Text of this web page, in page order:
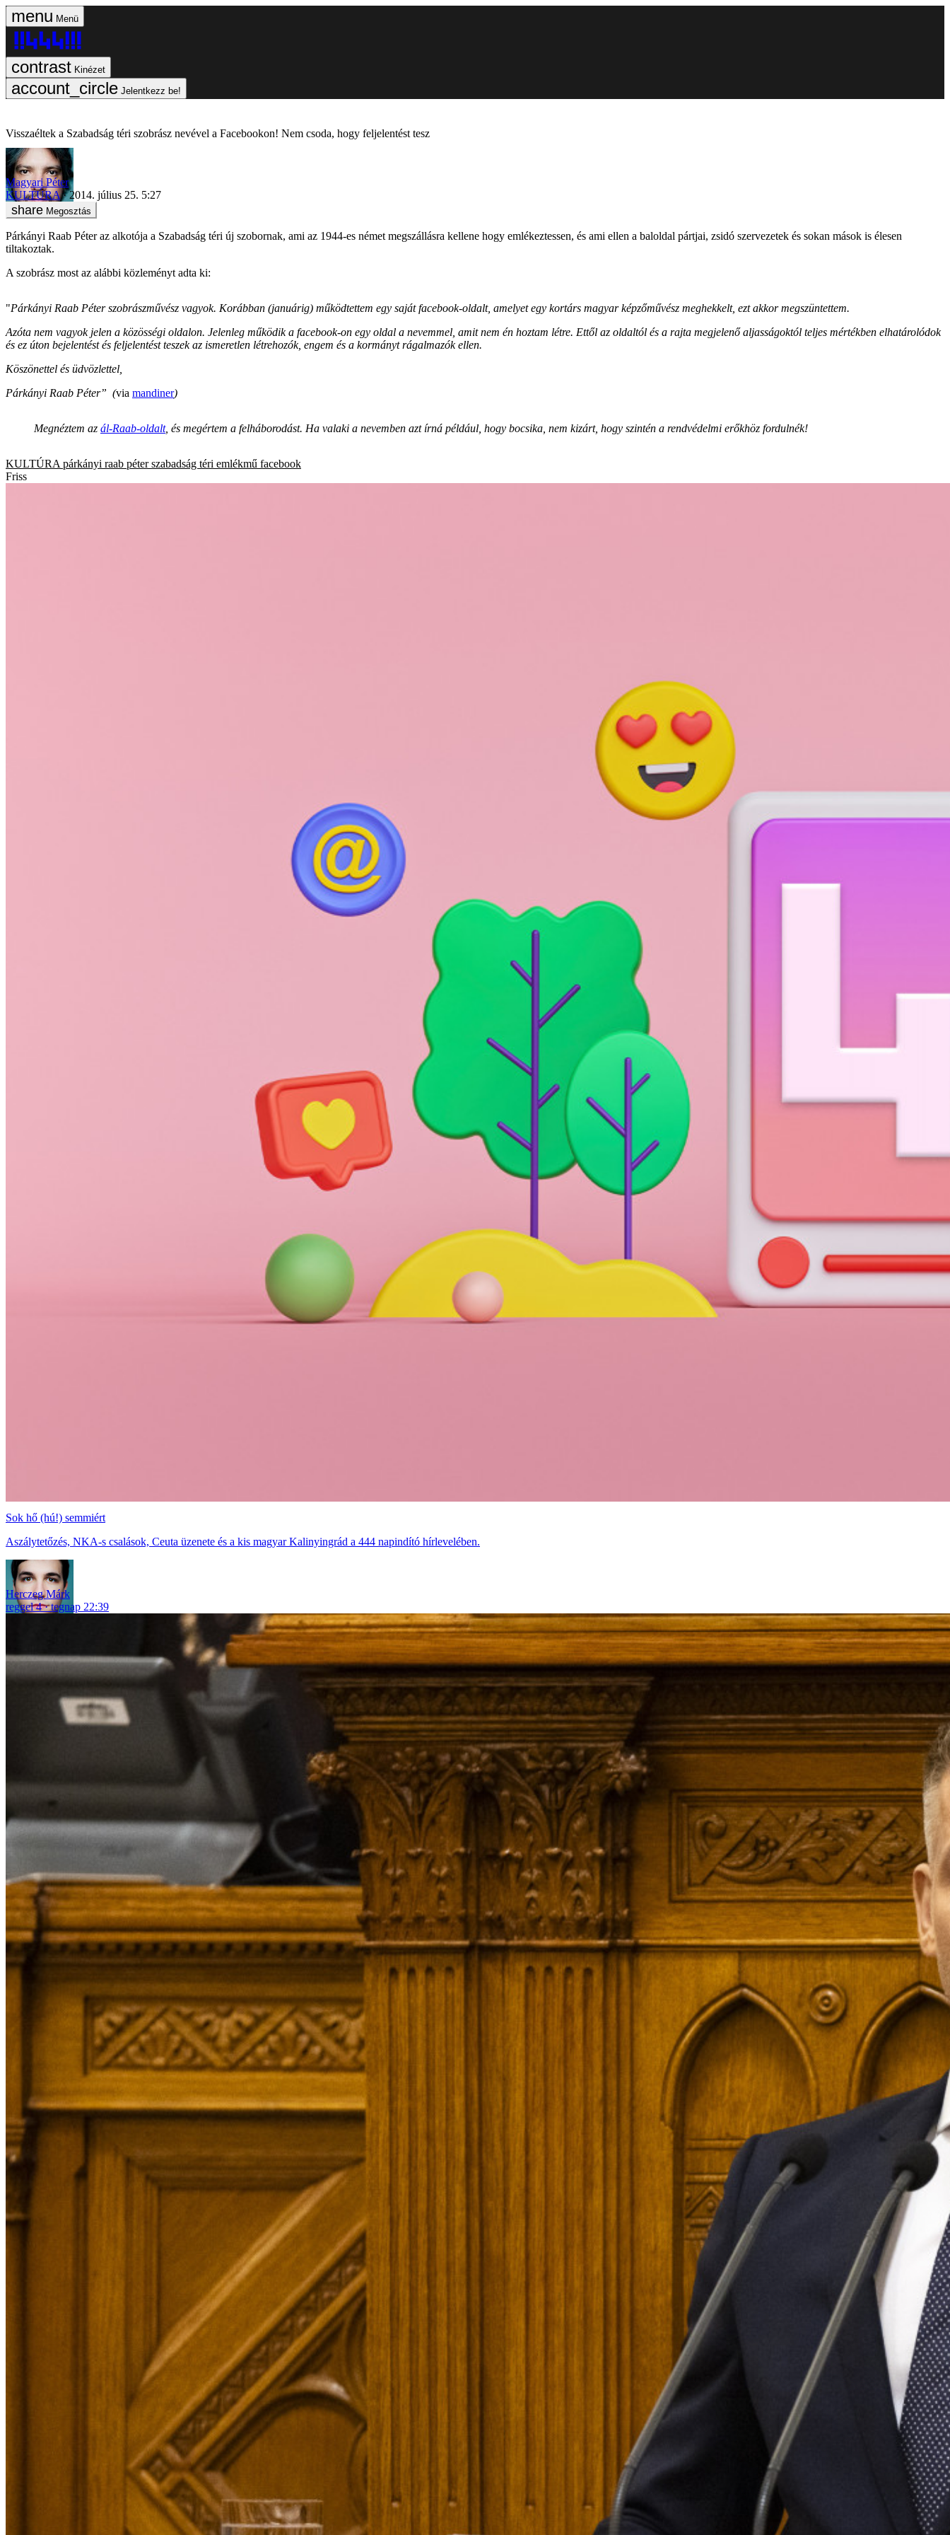
Menü
Kinézet
Jelentkezz be!
Visszaéltek a Szabadság téri szobrász nevével a Facebookon! Nem csoda, hogy feljelentést tesz
Magyari Péter
KULTÚRA
2014. július 25. 5:27
Megosztás
Párkányi Raab Péter az alkotója a Szabadság téri új szobornak, ami az 1944-es német megszállásra kellene hogy emlékeztessen, és ami ellen a baloldal pártjai, zsidó szervezetek és sokan mások is élesen
tiltakoztak.
A szobrász most az alábbi közleményt adta ki:
"Párkányi Raab Péter szobrászművész vagyok. Korábban (januárig) működtettem egy saját facebook-oldalt, amelyet egy kortárs magyar képzőművész meghekkelt, ezt akkor megszüntettem.
Azóta nem vagyok jelen a közösségi oldalon. Jelenleg működik a facebook-on egy oldal a nevemmel, amit nem én hoztam létre. Ettől az oldaltól és a rajta megjelenő aljasságoktól teljes mértékben elhatárolódok
és ez úton bejelentést és feljelentést teszek az ismeretlen létrehozók, engem és a kormányt rágalmazók ellen.
Köszönettel és üdvözlettel,
Párkányi Raab Péter” (via mandiner)
Megnéztem az ál-Raab-oldalt, és megértem a felháborodást. Ha valaki a nevemben azt írná például, hogy bocsika , nem kizárt, hogy szintén a rendvédelmi erőkhöz fordulnék!
KULTÚRA párkányi raab péter szabadság téri emlékmű facebook
Friss
Sok hő (hú!) semmiért
Aszálytetőzés, NKA-s csalások, Ceuta üzenete és a kis magyar Kalinyingrád a 444 napindító hírlevelében.
Herczeg Márk
reggel 4
tegnap 22:39